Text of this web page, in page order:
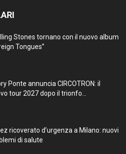
Stones tornano con il nuovo album
Tongues”
Ponte annuncia CIRCOTRON: il
tour 2027 dopo il trionfo...
ricoverato d’urgenza a Milano: nuovi
di salute